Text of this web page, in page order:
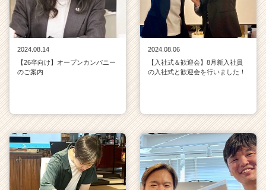
2024.08.14
【26卒向け】オープンカンパニー
のご案内
2024.08.06
【入社式＆歓迎会】8月新入社員
の入社式と歓迎会を行いました！